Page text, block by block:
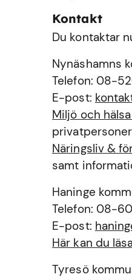
Kontakt
Du kontaktar
Nynäshamns
Telefon: 08-
E-post:
Miljö och
Näringsliv &
samt
Haninge
Telefon: 08-
E-post:
Här kan du
Tyresö